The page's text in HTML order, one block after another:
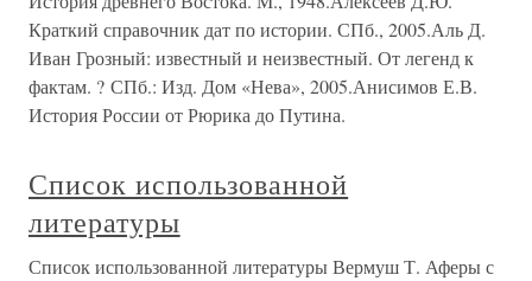
Краткий справочник дат по истории. СПб., 2005.Аль Д.
Иван Грозный: известный и неизвестный. От легенд к
фактам. ? СПб.: Изд. Дом «Нева», 2005.Анисимов Е.В.
История России от Рюрика до Путина.
Список использованной
литературы
Список использованной литературы Вермуш Т. Аферы с